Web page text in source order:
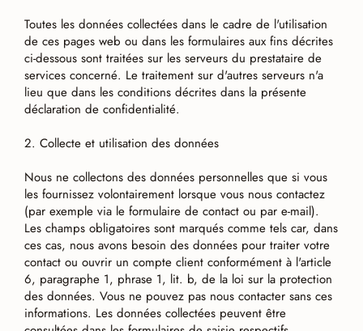
Toutes les données collectées dans le cadre de l'utilisation
de ces pages web ou dans les formulaires aux fins décrites
ci-dessous sont traitées sur les serveurs du prestataire de
services concerné. Le traitement sur d'autres serveurs n'a
lieu que dans les conditions décrites dans la présente
déclaration de confidentialité.
2. Collecte et utilisation des données
Nous ne collectons des données personnelles que si vous
les fournissez volontairement lorsque vous nous contactez
(par exemple via le formulaire de contact ou par e-mail).
Les champs obligatoires sont marqués comme tels car, dans
ces cas, nous avons besoin des données pour traiter votre
contact ou ouvrir un compte client conformément à l'article
6, paragraphe 1, phrase 1, lit. b, de la loi sur la protection
des données. Vous ne pouvez pas nous contacter sans ces
informations. Les données collectées peuvent être